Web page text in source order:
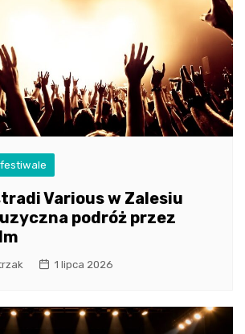
Various w Zalesiu
podróż przez
1 lipca 2026